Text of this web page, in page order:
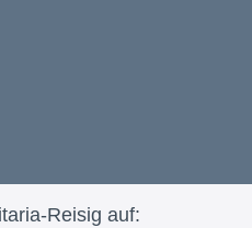
Reisig auf: